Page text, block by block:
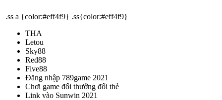
.ss a {color:#eff4f9} .ss{color:#eff4f9}
THA
Letou
Sky88
Red88
Five88
Đăng nhập 789game 2021
Chơi game đổi thưởng đổi thẻ
Link vào Sunwin 2021